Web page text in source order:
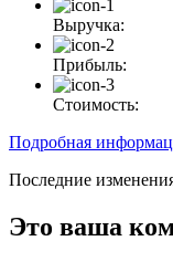
Выручка:
Прибыль:
Стоимость:
Подробная
Последние
Это ваша